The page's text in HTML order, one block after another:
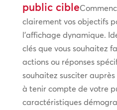
public cible
clairement vos objectifs
l’affichage dynamique.
clés que vous souhaitez
actions ou réponses
souhaitez susciter
à tenir compte de votre
caractéristiques